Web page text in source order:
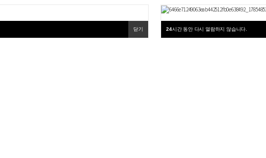
닫기 24시간 동안 다시 열람하지 않습니다.